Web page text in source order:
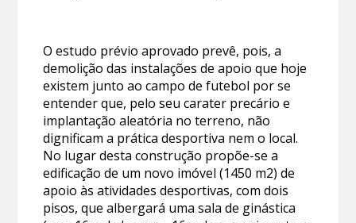
O estudo prévio aprovado prevê, pois, a
demolição das instalações de apoio que hoje
existem junto ao campo de futebol por se
entender que, pelo seu carater precário e
implantação aleatória no terreno, não
dignificam a prática desportiva nem o local.
No lugar desta construção propõe-se a
edificação de um novo imóvel (1450 m2) de
apoio às atividades desportivas, com dois
pisos, que albergará uma sala de ginástica